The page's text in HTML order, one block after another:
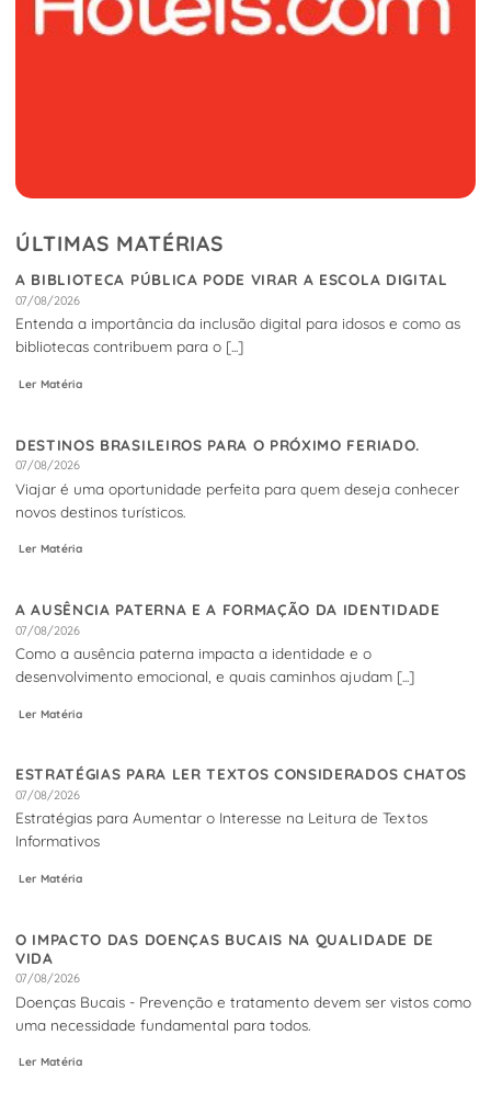
ÚLTIMAS MATÉRIAS
A BIBLIOTECA PÚBLICA PODE VIRAR A ESCOLA DIGITAL
07/08/2026
Entenda a importância da inclusão digital para idosos e como as
bibliotecas contribuem para o [...]
Ler Matéria
DESTINOS BRASILEIROS PARA O PRÓXIMO FERIADO.
07/08/2026
Viajar é uma oportunidade perfeita para quem deseja conhecer
novos destinos turísticos.
Ler Matéria
A AUSÊNCIA PATERNA E A FORMAÇÃO DA IDENTIDADE
07/08/2026
Como a ausência paterna impacta a identidade e o
desenvolvimento emocional, e quais caminhos ajudam [...]
Ler Matéria
ESTRATÉGIAS PARA LER TEXTOS CONSIDERADOS CHATOS
07/08/2026
Estratégias para Aumentar o Interesse na Leitura de Textos
Informativos
Ler Matéria
O IMPACTO DAS DOENÇAS BUCAIS NA QUALIDADE DE
VIDA
07/08/2026
Doenças Bucais - Prevenção e tratamento devem ser vistos como
uma necessidade fundamental para todos.
Ler Matéria